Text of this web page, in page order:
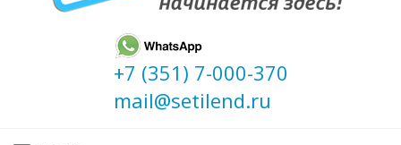
+7 (351) 7-000-370
mail@setilend.ru